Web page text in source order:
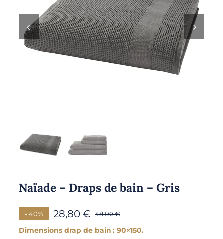
Naïade – Draps de bain – Gris
48,00€
28,80€
- 40%
Dimensions drap de bain : 90×150.